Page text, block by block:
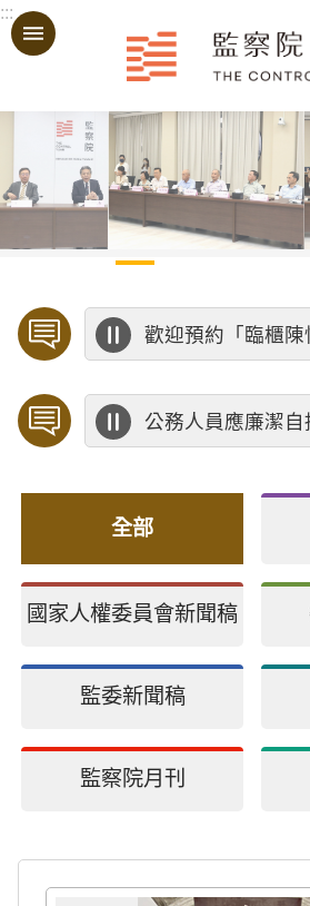
跳到主要內容區塊
:::
全部
國家人權委員會新聞稿
監委新聞稿
監察院月刊